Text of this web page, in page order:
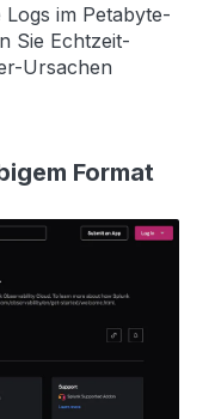
im Petabyte-
Sie Echtzeit-
Ursachen
Format